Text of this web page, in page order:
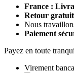
France :
Retour gratuit
Nous
Paiement
Payez en toute
Virement